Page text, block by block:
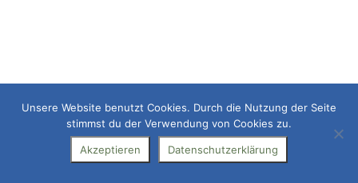
Unsere Website benutzt Cookies. Durch die Nutzung der Seite
stimmst du der Verwendung von Cookies zu.
Akzeptieren Datenschutzerklärung